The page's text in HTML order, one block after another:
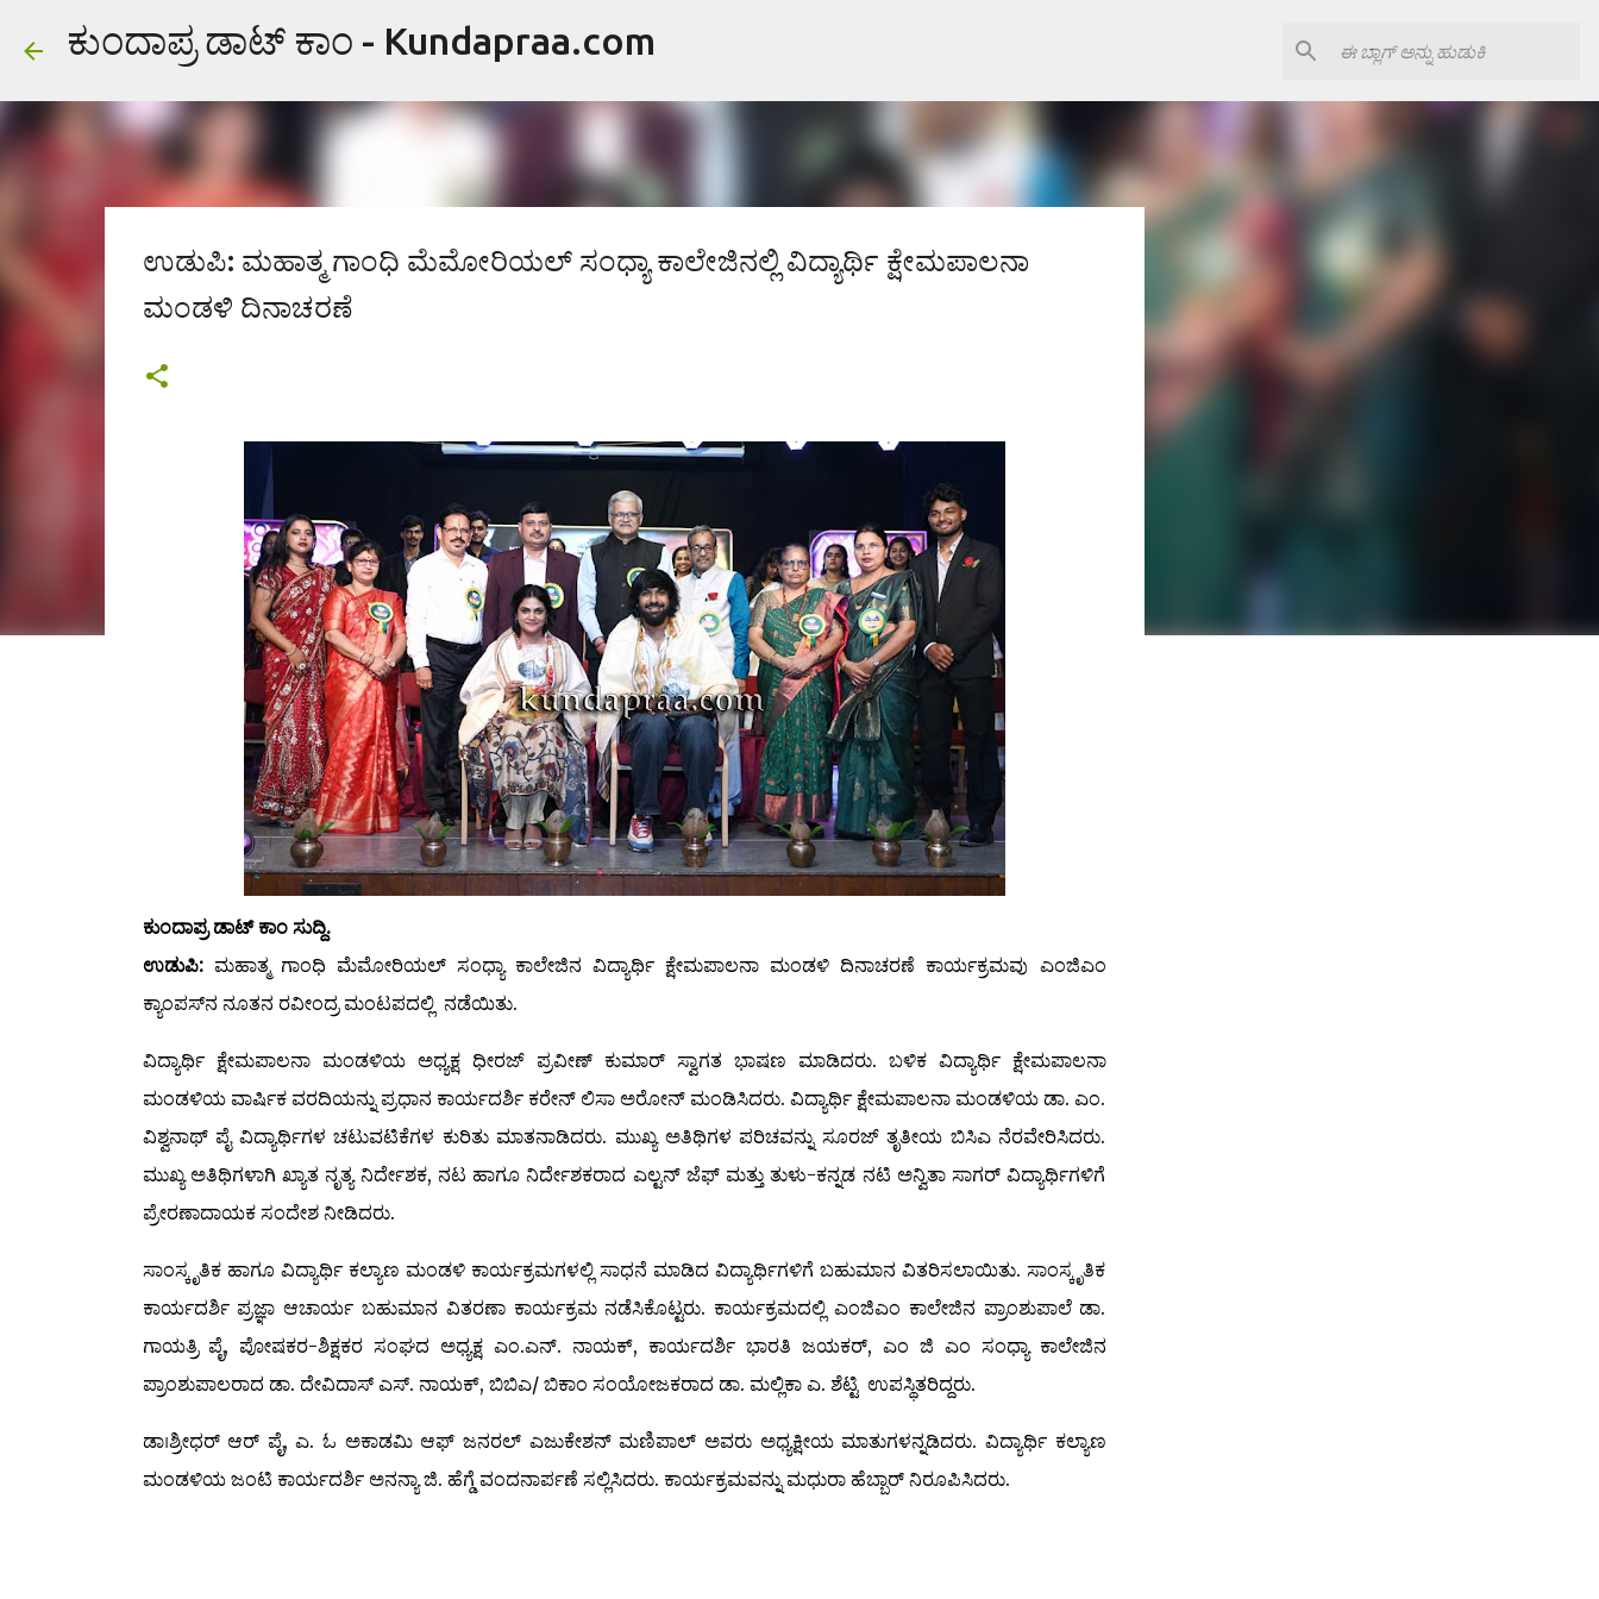
ಕುಂದಾಪ್ರ ಡಾಟ್ ಕಾಂ - Kundapraa.com
ಉಡುಪಿ: ಮಹಾತ್ಮ ಗಾಂಧಿ ಮೆಮೋರಿಯಲ್ ಸಂಧ್ಯಾ ಕಾಲೇಜಿನಲ್ಲಿ ವಿದ್ಯಾರ್ಥಿ ಕ್ಷೇಮಪಾಲನಾ
ಮಂಡಳಿ ದಿನಾಚರಣೆ
ಕುಂದಾಪ್ರ ಡಾಟ್ ಕಾಂ ಸುದ್ದಿ.
ಉಡುಪಿ:ಮಹಾತ್ಮ ಗಾಂಧಿ ಮೆಮೋರಿಯಲ್ ಸಂಧ್ಯಾ ಕಾಲೇಜಿನ ವಿದ್ಯಾರ್ಥಿ ಕ್ಷೇಮಪಾಲನಾ ಮಂಡಳಿ ದಿನಾಚರಣೆ ಕಾರ್ಯಕ್ರಮವು ಎಂಜಿಎಂ
ಕ್ಯಾಂಪಸ್‌ನ ನೂತನ ರವೀಂದ್ರ ಮಂಟಪದಲ್ಲಿ ನಡೆಯಿತು.
ವಿದ್ಯಾರ್ಥಿ ಕ್ಷೇಮಪಾಲನಾ ಮಂಡಳಿಯ ಅಧ್ಯಕ್ಷ ಧೀರಜ್ ಪ್ರವೀಣ್ ಕುಮಾರ್ ಸ್ವಾಗತ ಭಾಷಣ ಮಾಡಿದರು. ಬಳಿಕ ವಿದ್ಯಾರ್ಥಿ ಕ್ಷೇಮಪಾಲನಾ
ಮಂಡಳಿಯ ವಾರ್ಷಿಕ ವರದಿಯನ್ನು ಪ್ರಧಾನ ಕಾರ್ಯದರ್ಶಿ ಕರೇನ್ ಲಿಸಾ ಅರೋನ್ ಮಂಡಿಸಿದರು. ವಿದ್ಯಾರ್ಥಿ ಕ್ಷೇಮಪಾಲನಾ ಮಂಡಳಿಯ ಡಾ. ಎಂ.
ವಿಶ್ವನಾಥ್ ಪೈ ವಿದ್ಯಾರ್ಥಿಗಳ ಚಟುವಟಿಕೆಗಳ ಕುರಿತು ಮಾತನಾಡಿದರು. ಮುಖ್ಯ ಅತಿಥಿಗಳ ಪರಿಚವನ್ನು ಸೂರಜ್ ತೃತೀಯ ಬಿಸಿಎ ನೆರವೇರಿಸಿದರು.
ಮುಖ್ಯ ಅತಿಥಿಗಳಾಗಿ ಖ್ಯಾತ ನೃತ್ಯ ನಿರ್ದೇಶಕ, ನಟ ಹಾಗೂ ನಿರ್ದೇಶಕರಾದ ಎಲ್ಟನ್ ಜೆಫ್ ಮತ್ತು ತುಳು-ಕನ್ನಡ ನಟಿ ಅನ್ವಿತಾ ಸಾಗರ್ ವಿದ್ಯಾರ್ಥಿಗಳಿಗೆ
ಪ್ರೇರಣಾದಾಯಕ ಸಂದೇಶ ನೀಡಿದರು.
ಸಾಂಸ್ಕೃತಿಕ ಹಾಗೂ ವಿದ್ಯಾರ್ಥಿ ಕಲ್ಯಾಣ ಮಂಡಳಿ ಕಾರ್ಯಕ್ರಮಗಳಲ್ಲಿ ಸಾಧನೆ ಮಾಡಿದ ವಿದ್ಯಾರ್ಥಿಗಳಿಗೆ ಬಹುಮಾನ ವಿತರಿಸಲಾಯಿತು. ಸಾಂಸ್ಕೃತಿಕ
ಕಾರ್ಯದರ್ಶಿ ಪ್ರಜ್ಞಾ ಆಚಾರ್ಯ ಬಹುಮಾನ ವಿತರಣಾ ಕಾರ್ಯಕ್ರಮ ನಡೆಸಿಕೊಟ್ಟರು. ಕಾರ್ಯಕ್ರಮದಲ್ಲಿ ಎಂಜಿಎಂ ಕಾಲೇಜಿನ ಪ್ರಾಂಶುಪಾಲೆ ಡಾ.
ಗಾಯತ್ರಿ ಪೈ, ಪೋಷಕರ-ಶಿಕ್ಷಕರ ಸಂಘದ ಅಧ್ಯಕ್ಷ ಎಂ.ಎನ್. ನಾಯಕ್, ಕಾರ್ಯದರ್ಶಿ ಭಾರತಿ ಜಯಕರ್, ಎಂ ಜಿ ಎಂ ಸಂಧ್ಯಾ ಕಾಲೇಜಿನ
ಪ್ರಾಂಶುಪಾಲರಾದ ಡಾ. ದೇವಿದಾಸ್ ಎಸ್. ನಾಯಕ್, ಬಿಬಿಎ/ ಬಿಕಾಂ ಸಂಯೋಜಕರಾದ ಡಾ. ಮಲ್ಲಿಕಾ ಎ. ಶೆಟ್ಟಿ ಉಪಸ್ಥಿತರಿದ್ದರು.
ಡಾ।ಶ್ರೀಧರ್ ಆರ್ ಪೈ, ಎ. ಓ ಅಕಾಡಮಿ ಆಫ್ ಜನರಲ್ ಎಜುಕೇಶನ್ ಮಣಿಪಾಲ್ ಅವರು ಅಧ್ಯಕ್ಷೀಯ ಮಾತುಗಳನ್ನಡಿದರು. ವಿದ್ಯಾರ್ಥಿ ಕಲ್ಯಾಣ
ಮಂಡಳಿಯ ಜಂಟಿ ಕಾರ್ಯದರ್ಶಿ ಅನನ್ಯಾ ಜಿ. ಹೆಗ್ಡೆ ವಂದನಾರ್ಪಣೆ ಸಲ್ಲಿಸಿದರು. ಕಾರ್ಯಕ್ರಮವನ್ನು ಮಧುರಾ ಹೆಬ್ಬಾರ್ ನಿರೂಪಿಸಿದರು.